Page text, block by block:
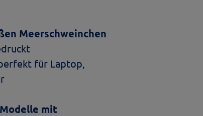
Meerschweinchen
für Laptop,
mit